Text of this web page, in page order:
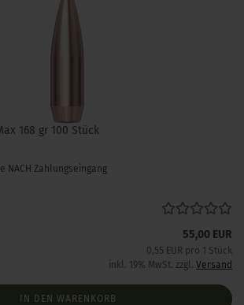
168 gr 100 Stück
NACH Zahlungseingang
55,00 EUR
0,55 EUR pro 1 Stück
inkl. 19% MwSt. zzgl. Versand
IN DEN WARENKORB